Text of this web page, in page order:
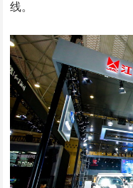
线。